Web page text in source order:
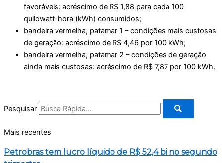
favoráveis: acréscimo de R$ 1,88 para cada 100
quilowatt-hora (kWh) consumidos;
bandeira vermelha, patamar 1 – condições mais custosas
de geração: acréscimo de R$ 4,46 por 100 kWh;
bandeira vermelha, patamar 2 – condições de geração
ainda mais custosas: acréscimo de R$ 7,87 por 100 kWh.
Pesquisar
Mais recentes
Petrobras tem lucro líquido de R$ 52,4 bi no segundo